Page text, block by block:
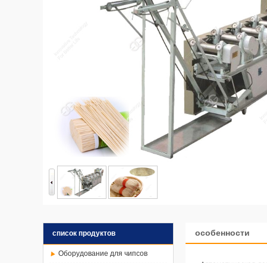
список продуктов
Оборудование для чипсов
особенности